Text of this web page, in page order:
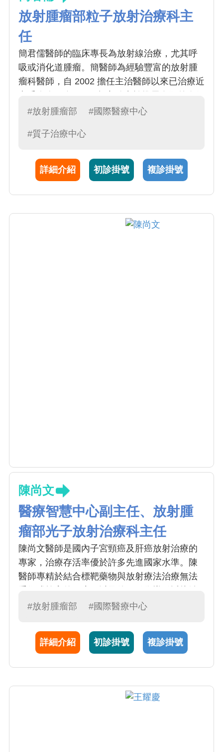
放射腫瘤部粒子放射治療科主
任
簡君儒醫師的臨床專長為放射線治療，尤其呼
吸或消化道腫瘤。簡醫師為經驗豐富的放射腫
瘤科醫師，自 2002 擔任主治醫師以來已治療近
習得之 SABR (或稱光子刀立體定位放射線治療
，至今已有約五十例順利完成且均無明顯副作
低分次、高劑量的放射線治療
#放射腫瘤部 #國際醫療中心
#質子治療中心
詳細介紹 初診掛號 複診掛號
陳尚文
醫療智慧中心副主任、放射腫
瘤部光子放射治療科主任
陳尚文醫師是國內子宮頸癌及肝癌放射治療的
專家，治療存活率優於許多先進國家水準。陳
醫師專精於結合標靶藥物與放射療法治療無法
療根除子宮頸癌，並因此榮獲國家醫療品質
婦癌 (年超過 100人次)、肝癌 (> 30人次) 、淋
巴癌 (>30 人次) 、近接治療 (>100 人次)
#放射腫瘤部 #國際醫療中心
詳細介紹 初診掛號 複診掛號